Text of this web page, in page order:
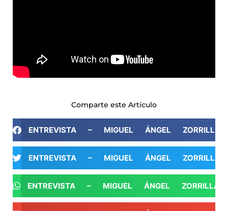
Comparte este Artículo
ENTREVISTA – MIGUEL ÁNGEL
ENTREVISTA – MIGUEL ÁNGEL
ENTREVISTA – MIGUEL ÁNGEL